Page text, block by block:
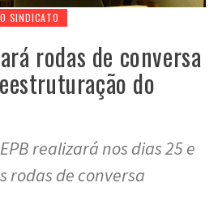
SINDICATO
rodas de conversa
do
realizará nos dias 25 e
rodas de conversa